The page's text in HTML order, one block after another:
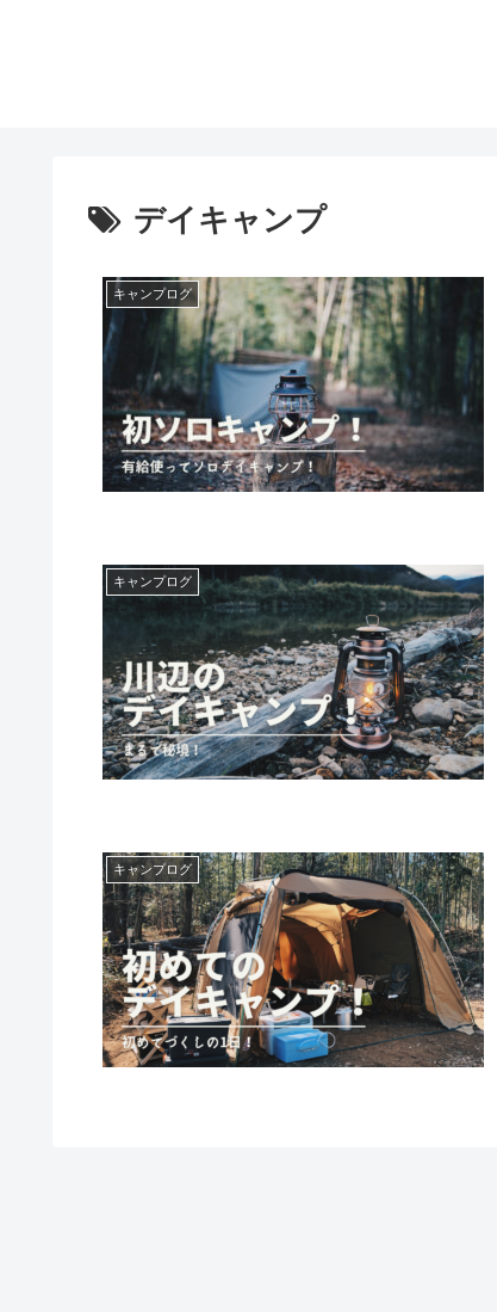
デイキャンプ
キャンプログ
キャンプログ
キャンプログ